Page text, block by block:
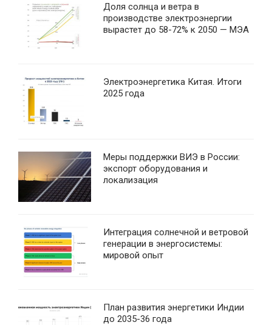
Доля солнца и ветра в
производстве электроэнергии
вырастет до 58-72% к 2050 — МЭА
Электроэнергетика Китая. Итоги
2025 года
Меры поддержки ВИЭ в России:
экспорт оборудования и
локализация
Интеграция солнечной и ветровой
генерации в энергосистемы:
мировой опыт
План развития энергетики Индии
до 2035-36 года